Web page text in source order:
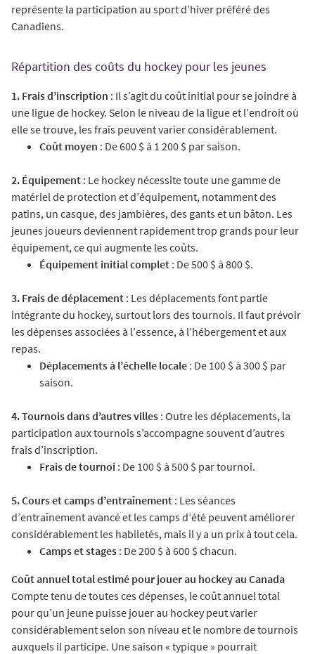
représente la participation au sport d’hiver préféré des
Canadiens.
Répartition des coûts du hockey pour les jeunes
1. Frais d’inscription : Il s’agit du coût initial pour se joindre à
une ligue de hockey. Selon le niveau de la ligue et l’endroit où
elle se trouve, les frais peuvent varier considérablement.
Coût moyen : De 600 $ à 1 200 $ par saison.
2. Équipement : Le hockey nécessite toute une gamme de
matériel de protection et d’équipement, notamment des
patins, un casque, des jambières, des gants et un bâton. Les
jeunes joueurs deviennent rapidement trop grands pour leur
équipement, ce qui augmente les coûts.
Équipement initial complet : De 500 $ à 800 $.
3. Frais de déplacement : Les déplacements font partie
intégrante du hockey, surtout lors des tournois. Il faut prévoir
les dépenses associées à l’essence, à l’hébergement et aux
repas.
Déplacements à l’échelle locale : De 100 $ à 300 $ par
saison.
4. Tournois dans d’autres villes : Outre les déplacements, la
participation aux tournois s’accompagne souvent d’autres
frais d’inscription.
Frais de tournoi : De 100 $ à 500 $ par tournoi.
5. Cours et camps d’entraînement : Les séances
d’entraînement avancé et les camps d’été peuvent améliorer
considérablement les habiletés, mais il y a un prix à tout cela.
Camps et stages : De 200 $ à 600 $ chacun.
Coût annuel total estimé pour jouer au hockey au Canada
Compte tenu de toutes ces dépenses, le coût annuel total
pour qu’un jeune puisse jouer au hockey peut varier
considérablement selon son niveau et le nombre de tournois
auxquels il participe. Une saison « typique » pourrait